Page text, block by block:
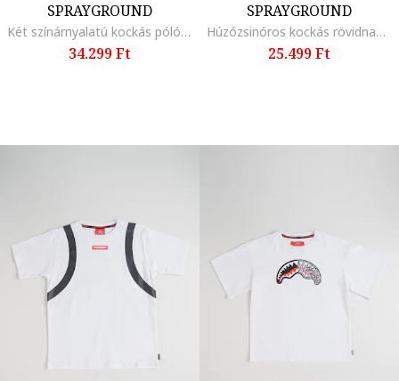
SPRAYGROUND
Két színárnyalatú kockás póló, Törtfehér/Sötétszürke
34.299 Ft
SPRAYGROUND
Húzózsinóros kockás rövidnadrág, Fekete/Barna
25.499 Ft